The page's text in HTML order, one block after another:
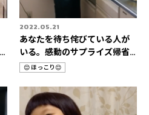
2022.05.21
あなたを待ち侘びている人が
いる。感動のサプライズ帰省3
選✈️
カ
テ
リ
😌 ほっこり😌